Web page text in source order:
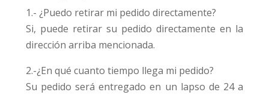
1.- ¿Puedo retirar mi pedido directamente?
Si, puede retirar su pedido directamente en la
dirección arriba mencionada.
2.-¿En qué cuanto tiempo llega mi pedido?
Su pedido será entregado en un lapso de 24 a